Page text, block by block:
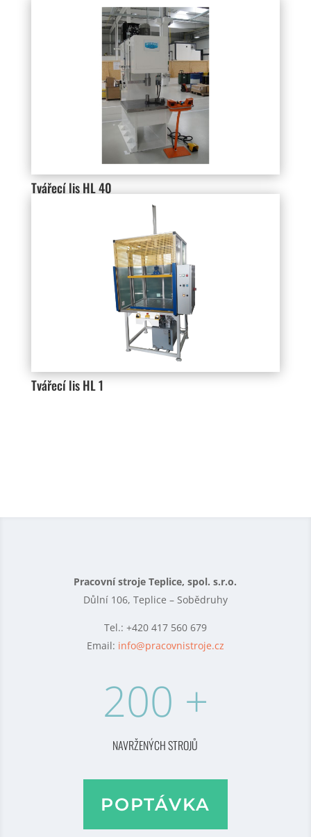
Tvářecí lis HL 40
Tvářecí lis HL 1
Pracovní stroje Teplice, spol. s.r.o.
Důlní 106, Teplice – Sobědruhy
Tel.: +420 417 560 679
Email: info@pracovnistroje.cz
200 +
NAVRŽENÝCH STROJŮ
POPTÁVKA